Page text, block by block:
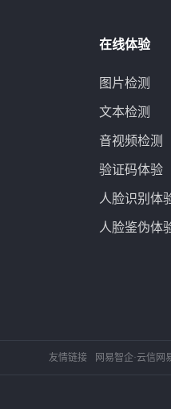
在线体验
图片检测
文本检测
音视频检测
验证码体验
人脸识别体
人脸鉴伪体
友情链接 网易智企·云信 网